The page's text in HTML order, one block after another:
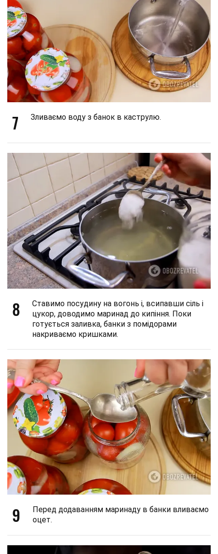
7 Зливаємо воду з банок в каструлю.
8
Ставимо посудину на вогонь і, всипавши сіль і
цукор, доводимо маринад до кипіння. Поки
готується заливка, банки з помідорами
накриваємо кришками.
9
Перед додаванням маринаду в банки вливаємо
оцет.